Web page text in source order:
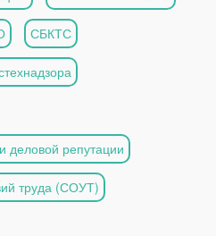
СБКТС
деловой репутации
труда (СОУТ)